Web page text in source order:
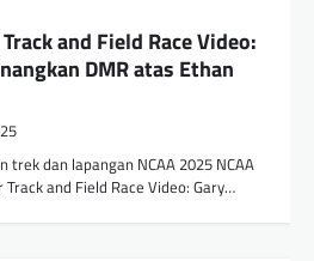
and Field Race Video:
DMR atas Ethan
trek dan lapangan NCAA 2025 NCAA
and Field Race Video: Gary…